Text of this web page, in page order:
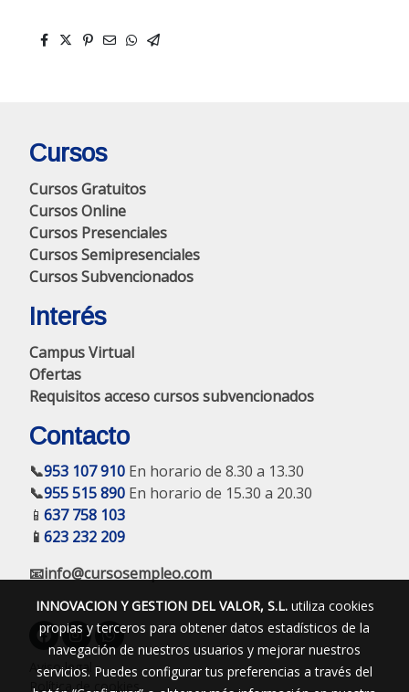
Cursos
Cursos Gratuitos
Cursos Online
Cursos Presenciales
Cursos Semipresenciales
Cursos Subvencionados
Interés
Campus Virtual
Ofertas
Requisitos acceso cursos subvencionados
Contacto
📞953 107 910 En horario de 8.30 a 13.30
📞955 515 890 En horario de 15.30 a 20.30
📱 637 758 103
📱 623 232 209
📧info@cursosempleo.com
Aviso legal
Política de cookies
INNOVACION Y GESTION DEL VALOR, S.L.utiliza cookies
propias y terceros para obtener datos estadísticos de la
navegación de nuestros usuarios y mejorar nuestros
servicios. Puedes configurar tus preferencias a través del